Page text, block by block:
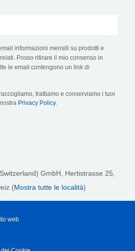
informazioni mensili su prodotti e
Posso ritirare il mio consenso in
le email contengono un link di
trattiamo e conserviamo i tuoi
Privacy Policy.
GmbH, Hertistrasse 25,
(Mostra tutte le località)
web